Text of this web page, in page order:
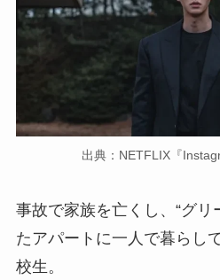
出典：NETFLIX『
事故で家族を亡くし、“グリ
たアパートに一人で暮らし
校生。